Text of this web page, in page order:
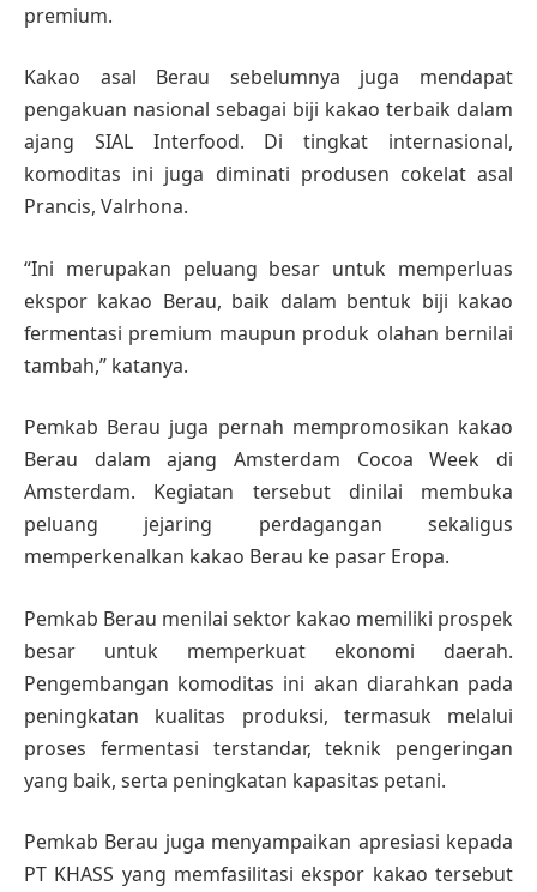
premium.
Kakao asal Berau sebelumnya juga mendapat
pengakuan nasional sebagai biji kakao terbaik dalam
ajang SIAL Interfood. Di tingkat internasional,
komoditas ini juga diminati produsen cokelat asal
Prancis, Valrhona.
“Ini merupakan peluang besar untuk memperluas
ekspor kakao Berau, baik dalam bentuk biji kakao
fermentasi premium maupun produk olahan bernilai
tambah,” katanya.
Pemkab Berau juga pernah mempromosikan kakao
Berau dalam ajang Amsterdam Cocoa Week di
Amsterdam. Kegiatan tersebut dinilai membuka
peluang jejaring perdagangan sekaligus
memperkenalkan kakao Berau ke pasar Eropa.
Pemkab Berau menilai sektor kakao memiliki prospek
besar untuk memperkuat ekonomi daerah.
Pengembangan komoditas ini akan diarahkan pada
peningkatan kualitas produksi, termasuk melalui
proses fermentasi terstandar, teknik pengeringan
yang baik, serta peningkatan kapasitas petani.
Pemkab Berau juga menyampaikan apresiasi kepada
PT KHASS yang memfasilitasi ekspor kakao tersebut